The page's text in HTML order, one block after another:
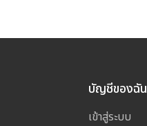
บัญชีของฉัน
เข้าสู่ระบบ